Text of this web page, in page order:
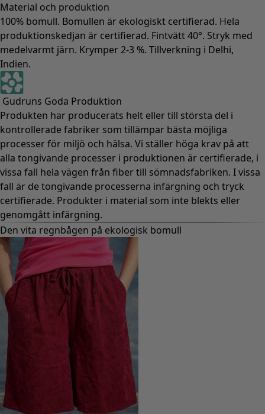
Material och produktion
100% bomull. Bomullen är ekologiskt certifierad. Hela
produktionskedjan är certifierad. Fintvätt 40°. Stryk med
medelvarmt järn. Krymper 2-3 %. Tillverkning i Delhi,
Indien.
Gudruns Goda Produktion
Produkten har producerats helt eller till största del i
kontrollerade fabriker som tillämpar bästa möjliga
processer för miljö och hälsa. Vi ställer höga krav på att
alla tongivande processer i produktionen är certifierade, i
vissa fall hela vägen från fiber till sömnadsfabriken. I vissa
fall är de tongivande processerna infärgning och tryck
certifierade. Produkter i material som inte blekts eller
genomgått infärgning.
Den vita regnbågen på ekologisk bomull